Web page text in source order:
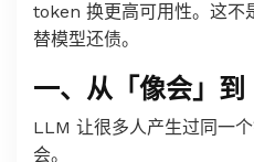
token 换更高可用性。这不
替模型还债。
一、从「像会」到
LLM 让很多人产生过同一
会。